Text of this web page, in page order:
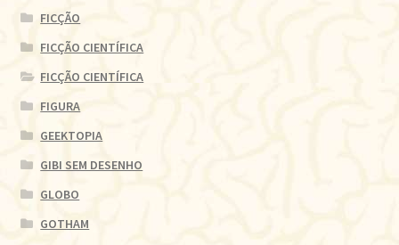
FICÇÃO
FICÇÃO CIENTÍFICA
FICÇÃO CIENTÍFICA
FIGURA
GEEKTOPIA
GIBI SEM DESENHO
GLOBO
GOTHAM